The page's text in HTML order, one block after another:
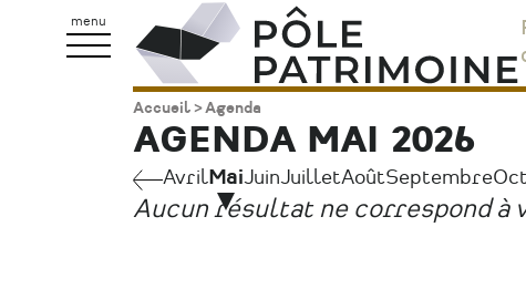
menu
Pôle
Patrimoine
Fil
d'Ariane
Accueil Agenda
AGENDA MAI 2026
Pagination
AvrilAvrilMaiJuinJuilletAoûtSeptembre
Aucun résultat ne correspond à